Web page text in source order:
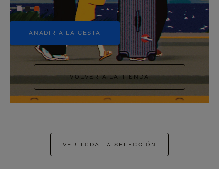
+5
AÑADIR A LA CESTA
VOLVER A LA TIENDA
VER TODA LA SELECCIÓN